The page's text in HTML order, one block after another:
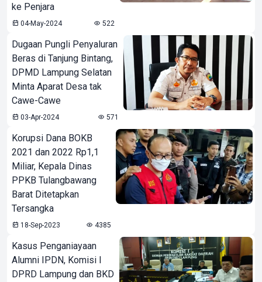
ke Penjara
04-May-2024 522
Dugaan Pungli Penyaluran
Beras di Tanjung Bintang,
DPMD Lampung Selatan
Minta Aparat Desa tak
Cawe-Cawe
03-Apr-2024 571
Korupsi Dana BOKB
2021 dan 2022 Rp1,1
Miliar, Kepala Dinas
PPKB Tulangbawang
Barat Ditetapkan
Tersangka
18-Sep-2023 4385
Kasus Penganiayaan
Alumni IPDN, Komisi I
DPRD Lampung dan BKD